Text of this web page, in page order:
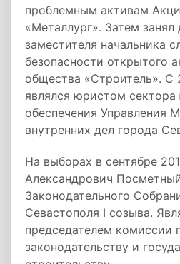
проблемным активам
«Металлург». Затем
заместителя начальника
безопасности открытого
общества «Строитель». С
являлся юристом
обеспечения Управления
внутренних дел города
На выборах в сентябре
Александрович
Законодательного
Севастополя I созыва.
председателем комиссии
законодательству и